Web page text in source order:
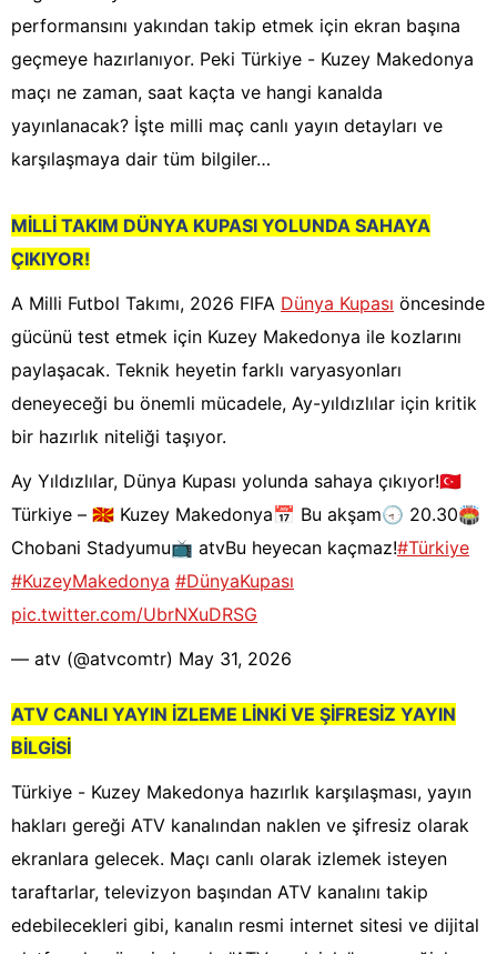
performansını yakından takip etmek için ekran başına
geçmeye hazırlanıyor. Peki Türkiye - Kuzey Makedonya
maçı ne zaman, saat kaçta ve hangi kanalda
yayınlanacak? İşte milli maç canlı yayın detayları ve
karşılaşmaya dair tüm bilgiler…
MİLLİ TAKIM DÜNYA KUPASI YOLUNDA SAHAYA
ÇIKIYOR!
A Milli Futbol Takımı, 2026 FIFA Dünya Kupası öncesinde
gücünü test etmek için Kuzey Makedonya ile kozlarını
paylaşacak. Teknik heyetin farklı varyasyonları
deneyeceği bu önemli mücadele, Ay-yıldızlılar için kritik
bir hazırlık niteliği taşıyor.
Ay Yıldızlılar, Dünya Kupası yolunda sahaya çıkıyor!🇹🇷
Türkiye – 🇲🇰 Kuzey Makedonya📅 Bu akşam🕣 20.30🏟️
Chobani Stadyumu📺 atvBu heyecan kaçmaz!#Türkiye
#KuzeyMakedonya #DünyaKupası
pic.twitter.com/UbrNXuDRSG
— atv (@atvcomtr) May 31, 2026
ATV CANLI YAYIN İZLEME LİNKİ VE ŞİFRESİZ YAYIN
BİLGİSİ
Türkiye - Kuzey Makedonya hazırlık karşılaşması, yayın
hakları gereği ATV kanalından naklen ve şifresiz olarak
ekranlara gelecek. Maçı canlı olarak izlemek isteyen
taraftarlar, televizyon başından ATV kanalını takip
edebilecekleri gibi, kanalın resmi internet sitesi ve dijital